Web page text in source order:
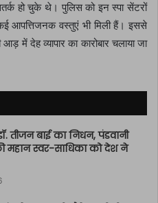
हो चुके थे। पुलिस को इन स्पा सेंटरों
आपत्तिजनक वस्तुएं भी मिली हैं। इससे
में देह व्यापार का कारोबार चलाया जा
तीजन बाई का निधन, पंडवानी
स्वर-साधिका को देश ने